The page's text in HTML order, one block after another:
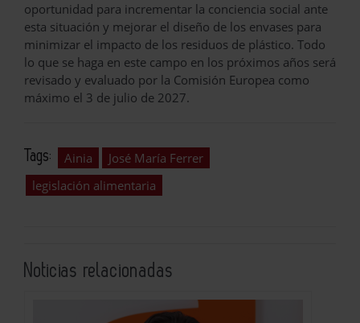
oportunidad para incrementar la conciencia social ante
esta situación y mejorar el diseño de los envases para
minimizar el impacto de los residuos de plástico. Todo
lo que se haga en este campo en los próximos años será
revisado y evaluado por la Comisión Europea como
máximo el 3 de julio de 2027.
Tags: Ainia
José María Ferrer
legislación alimentaria
Noticias relacionadas